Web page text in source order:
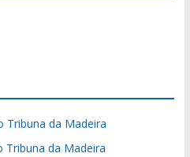
Tribuna da Madeira
Tribuna da Madeira